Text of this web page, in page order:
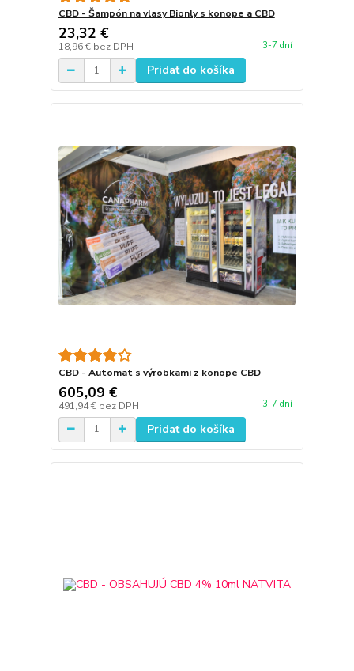
CBD - Šampón na vlasy Bionly s konope a CBD
23,32 €
18,96 € bez DPH 3-7 dní
Pridať do košíka
CBD - Automat s výrobkami z konope CBD
605,09 €
491,94 € bez DPH 3-7 dní
Pridať do košíka